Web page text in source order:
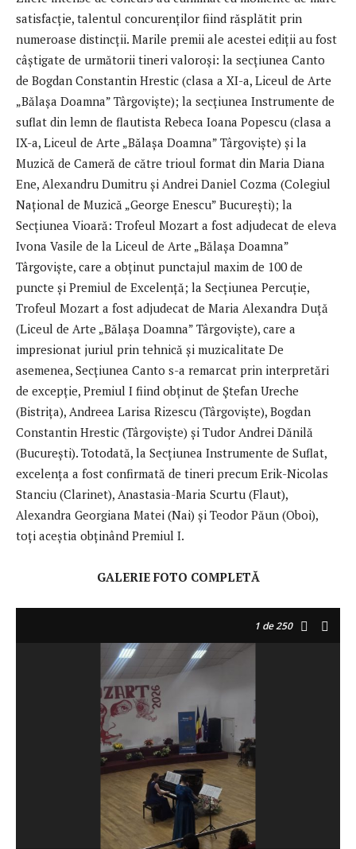
satisfacție, talentul concurenților fiind răsplătit prin
numeroase distincții. Marile premii ale acestei ediții au fost
câștigate de următorii tineri valoroși: la secțiunea Canto
de Bogdan Constantin Hrestic (clasa a XI-a, Liceul de Arte
„Bălașa Doamna” Târgoviște); la secțiunea Instrumente de
suflat din lemn de flautista Rebeca Ioana Popescu (clasa a
IX-a, Liceul de Arte „Bălașa Doamna” Târgoviște) și la
Muzică de Cameră de către trioul format din Maria Diana
Ene, Alexandru Dumitru și Andrei Daniel Cozma (Colegiul
Național de Muzică „George Enescu” București); la
Secțiunea Vioară: Trofeul Mozart a fost adjudecat de eleva
Ivona Vasile de la Liceul de Arte „Bălașa Doamna”
Târgoviște, care a obținut punctajul maxim de 100 de
puncte și Premiul de Excelență; la Secțiunea Percuție,
Trofeul Mozart a fost adjudecat de Maria Alexandra Duță
(Liceul de Arte „Bălașa Doamna” Târgoviște), care a
impresionat juriul prin tehnică și muzicalitate De
asemenea, Secțiunea Canto s-a remarcat prin interpretări
de excepție, Premiul I fiind obținut de Ștefan Ureche
(Bistrița), Andreea Larisa Rizescu (Târgoviște), Bogdan
Constantin Hrestic (Târgoviște) și Tudor Andrei Dănilă
(București). Totodată, la Secțiunea Instrumente de Suflat,
excelența a fost confirmată de tineri precum Erik-Nicolas
Stanciu (Clarinet), Anastasia-Maria Scurtu (Flaut),
Alexandra Georgiana Matei (Nai) și Teodor Păun (Oboi),
toți aceștia obținând Premiul I.
GALERIE FOTO COMPLETĂ
1 de 250